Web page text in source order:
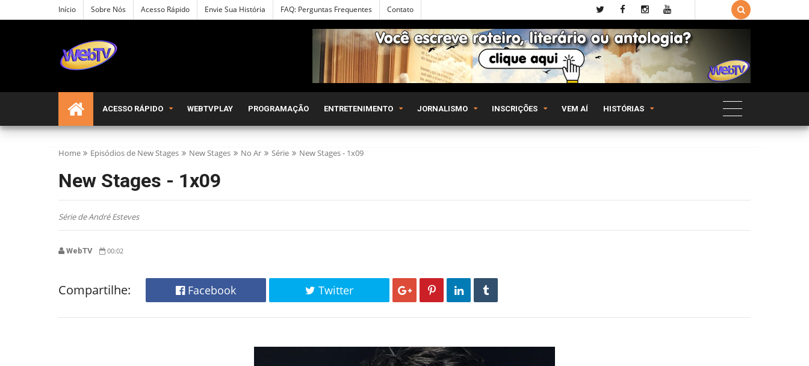
Início Sobre Nós Acesso Rápido Envie Sua História FAQ: Perguntas Frequentes Contato 
ACESSO RÁPIDO WEBTVPLAY PROGRAMAÇÃO ENTRETENIMENTO JORNALISMO INSCRIÇÕES VEM AÍ HISTÓRIAS
Home Episódios de New Stages New Stages No Ar Série New Stages - 1x09
New Stages - 1x09
Série de André Esteves
WebTV 00:02
Compartilhe: Facebook Twitter